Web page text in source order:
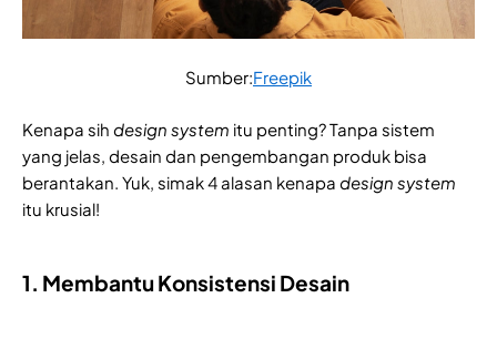
Sumber:Freepik
Kenapa sih design system itu penting? Tanpa sistem
yang jelas, desain dan pengembangan produk bisa
berantakan. Yuk, simak 4 alasan kenapa design system
itu krusial!
1. Membantu Konsistensi Desain